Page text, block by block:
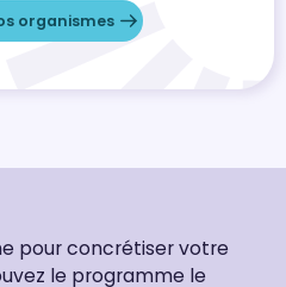
organismes
pour concrétiser votre
le programme le